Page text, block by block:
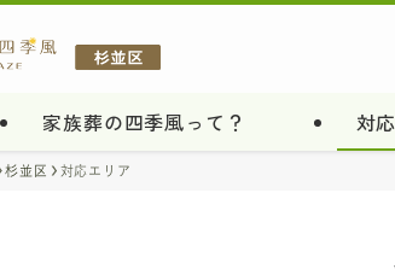
家族葬の四季風って？ 対
杉並区 対応エリア